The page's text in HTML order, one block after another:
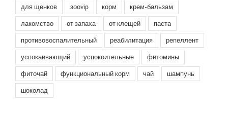
для щенков зооvip корм крем-бальзам
лакомство от запаха от клещей паста
противовоспалительный реабилитация репеллент
успокаивающий успокоительные фитомины
фиточай функциональный корм чай шампунь
шоколад